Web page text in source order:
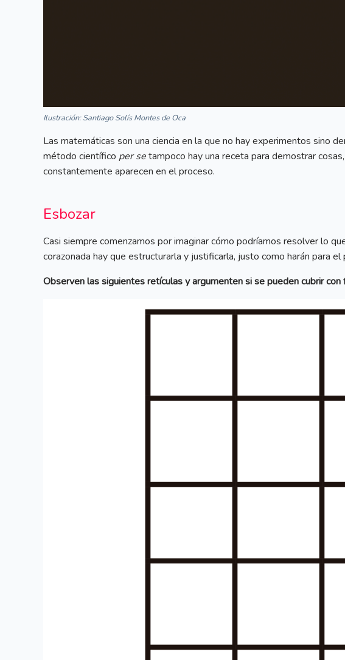
Ilustración: Santiago Solís Montes de Oca
Las matemáticas son una ciencia en la que no hay experimentos sino
método científico per setampoco hay una receta para demostrar
constantemente aparecen en el proceso.
Esbozar
Casi siempre comenzamos por imaginar cómo podríamos resolver lo
corazonada hay que estructurarla y justificarla, justo como harán para el
Observen las siguientes retículas y argumenten si se pueden cubrir